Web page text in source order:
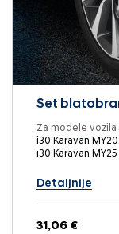
Set
Za modele vozila
i30 Karavan MY20
i30 Karavan MY25
Detaljnije
31,06 €